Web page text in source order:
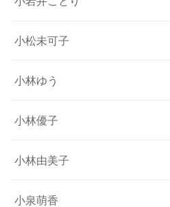
小松未可子
小林ゆう
小林優子
小林由美子
小泉萌香